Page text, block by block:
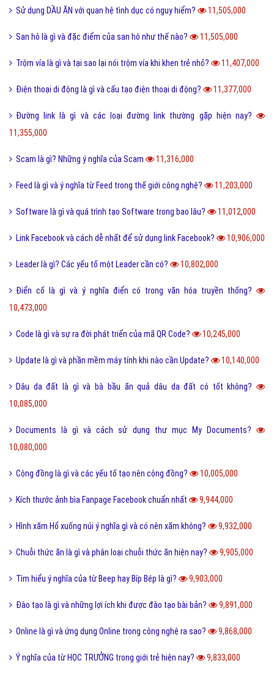
Sử dụng DẦU ĂN với quan hệ tình dục có nguy hiểm? 11,505,000
San hô là gì và đặc điểm của san hô như thế nào? 11,505,000
Trộm vía là gì và tại sao lại nói trộm vía khi khen trẻ nhỏ? 11,407,000
Điện thoại di động là gì và cấu tạo điện thoại di động? 11,377,000
Đường link là gì và các loại đường link thường gặp hiện nay?
11,355,000
Scam là gì? Những ý nghĩa của Scam 11,316,000
Feed là gì và ý nghĩa từ Feed trong thế giới công nghệ? 11,203,000
Software là gì và quá trình tạo Software trong bao lâu? 11,012,000
Link Facebook và cách dễ nhất để sử dụng link Facebook? 10,906,000
Leader là gì? Các yếu tố một Leader cần có? 10,802,000
Điển cố là gì và ý nghĩa điển có trong văn hóa truyền thống?
10,473,000
Code là gì và sự ra đời phát triển của mã QR Code? 10,245,000
Update là gì và phần mềm máy tính khi nào cần Update? 10,140,000
Dâu da đất là gì và bà bầu ăn quả dâu da đất có tốt không?
10,085,000
Documents là gì và cách sử dụng thư mục My Documents?
10,080,000
Cộng đồng là gì và các yếu tố tạo nên cộng đồng? 10,005,000
Kích thước ảnh bìa Fanpage Facebook chuẩn nhất 9,944,000
Hình xăm Hổ xuống núi ý nghĩa gì và có nên xăm không? 9,932,000
Chuỗi thức ăn là gì và phân loại chuỗi thức ăn hiện nay? 9,905,000
Tìm hiểu ý nghĩa của từ Beep hay Bíp Bép là gì? 9,903,000
Đào tạo là gì và những lợi ích khi được đào tạo bài bản? 9,891,000
Online là gì và ứng dụng Online trong công nghệ ra sao? 9,868,000
Ý nghĩa của từ HỌC TRƯỞNG trong giới trẻ hiện nay? 9,833,000